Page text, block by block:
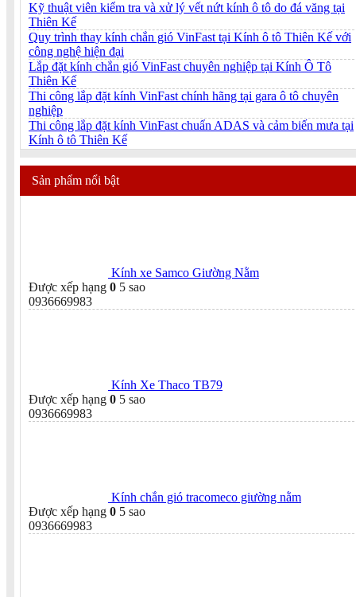
Kỹ thuật viên kiểm tra và xử lý vết nứt kính ô tô do đá văng tại
Thiên Kế
Quy trình thay kính chắn gió VinFast tại Kính ô tô Thiên Kế với
công nghệ hiện đại
Lắp đặt kính chắn gió VinFast chuyên nghiệp tại Kính Ô Tô
Thiên Kế
Thi công lắp đặt kính VinFast chính hãng tại gara ô tô chuyên
nghiệp
Thi công lắp đặt kính VinFast chuẩn ADAS và cảm biến mưa tại
Kính ô tô Thiên Kế
Sản phẩm nổi bật
Kính xe Samco Giường Nằm
Được xếp hạng 0 5 sao
0936669983
Kính Xe Thaco TB79
Được xếp hạng 0 5 sao
0936669983
Kính chắn gió tracomeco giường nằm
Được xếp hạng 0 5 sao
0936669983